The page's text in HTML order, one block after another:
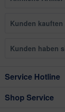
Kunden kauften
Kunden haben
Service Hotline
Shop Service